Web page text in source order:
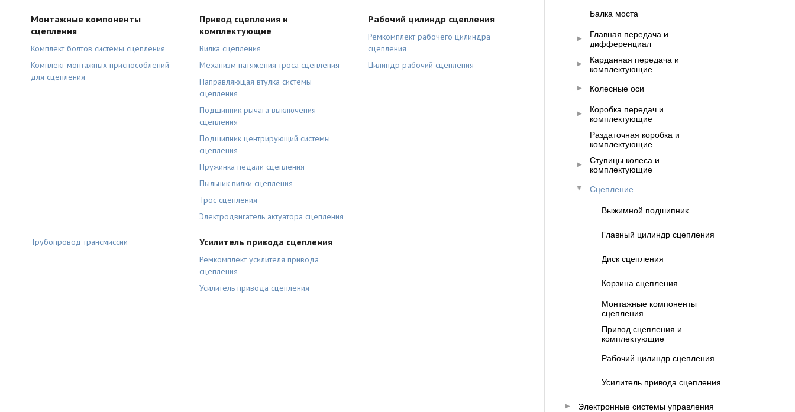
Монтажные компоненты
сцепления
Комплект болтов системы сцепления
Комплект монтажных приспособлений
для сцепления
Привод сцепления и
комплектующие
Вилка сцепления
Механизм натяжения троса сцепления
Направляющая втулка системы
сцепления
Подшипник рычага выключения
сцепления
Подшипник центрирующий системы
сцепления
Пружинка педали сцепления
Пыльник вилки сцепления
Трос сцепления
Электродвигатель актуатора сцепления
Рабочий цилиндр сцепления
Ремкомплект рабочего цилиндра
сцепления
Цилиндр рабочий сцепления
Трубопровод трансмиссии Усилитель привода сцепления
Ремкомплект усилителя привода
сцепления
Усилитель привода сцепления
Балка моста
Главная передача и
дифференциал
Карданная передача и
комплектующие
Колесные оси
Коробка передач и
комплектующие
Раздаточная коробка и
комплектующие
Ступицы колеса и
комплектующие
Сцепление
Выжимной подшипник
Главный цилиндр сцепления
Диск сцепления
Корзина сцепления
Монтажные компоненты
сцепления
Привод сцепления и
комплектующие
Рабочий цилиндр сцепления
Усилитель привода сцепления
Электронные системы управления